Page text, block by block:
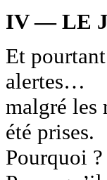
IV — LE
Et
alertes…
malgré les
été prises.
Pourquoi ?